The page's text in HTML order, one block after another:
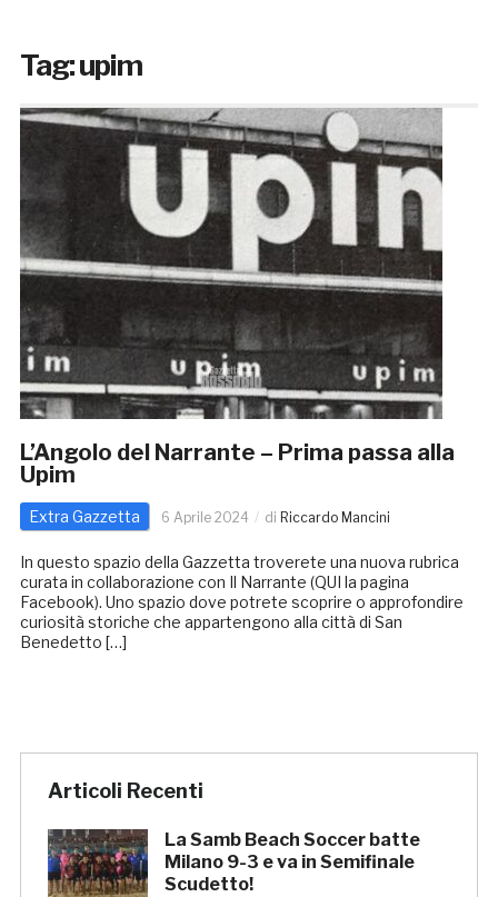
Tag:upim
L’Angolo del Narrante – Prima passa alla
Upim
Extra Gazzetta 6 Aprile 2024 di Riccardo Mancini
In questo spazio della Gazzetta troverete una nuova rubrica
curata in collaborazione con Il Narrante (QUI la pagina
Facebook). Uno spazio dove potrete scoprire o approfondire
curiosità storiche che appartengono alla città di San
Benedetto […]
Articoli Recenti
La Samb Beach Soccer batte
Milano 9-3 e va in Semifinale
Scudetto!